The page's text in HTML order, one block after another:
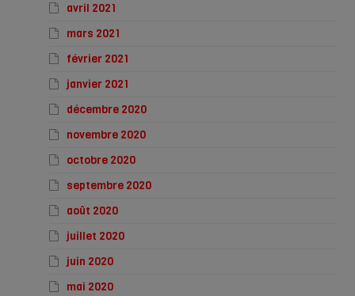
avril 2021
mars 2021
février 2021
janvier 2021
décembre 2020
novembre 2020
octobre 2020
septembre 2020
août 2020
juillet 2020
juin 2020
mai 2020